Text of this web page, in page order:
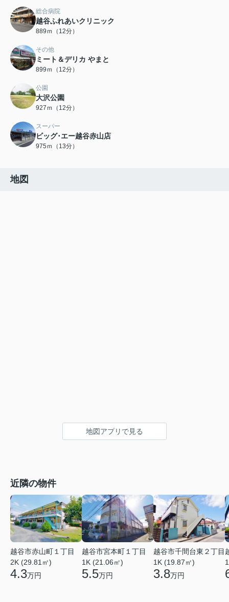
総合病院
越谷ふれあいクリニック
889ｍ（12分）
その他
ミート＆デリカ やまと
899ｍ（12分）
公園
大沢公園
927ｍ（12分）
スーパー
ビッグ･エー越谷赤山店
975ｍ（13分）
地図
地図アプリで見る
近隣の物件
越谷市赤山町１丁目
2K (29.81㎡)
4.3万円
越谷市宮本町１丁目
1K (21.06㎡)
5.5万円
越谷市千間台東２丁目
1K (19.87㎡)
3.8万円